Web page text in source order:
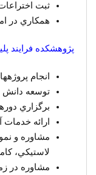
ثبت
همكاري در
پژوهشكده فرايند
انجام
توسعه دانش
برگزاري
ارائه خدمات
مشاوره و
لاستيكي،
مشاوره در